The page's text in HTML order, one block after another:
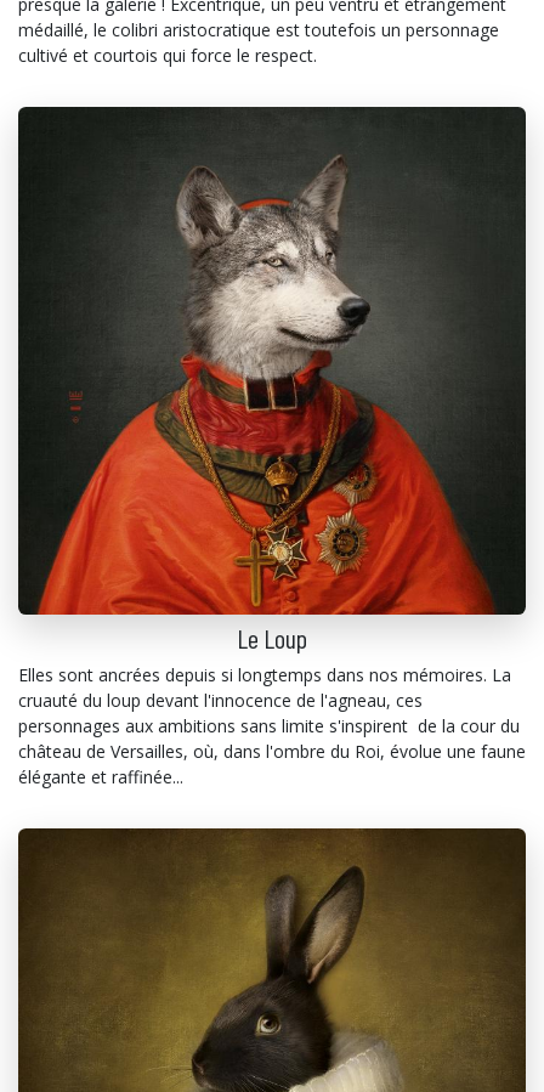
médaillé, le colibri aristocratique est toutefois un personnage
cultivé et courtois qui force le respect.
Le Loup
Elles sont ancrées depuis si longtemps dans nos mémoires. La
cruauté du loup devant l'innocence de l'agneau, ces
personnages aux ambitions sans limite s'inspirent de la cour du
château de Versailles, où, dans l'ombre du Roi, évolue une faune
élégante et raffinée...